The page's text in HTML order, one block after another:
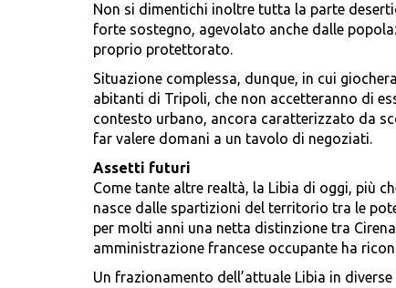
Non si dimentichi inoltre tutta la parte
forte sostegno, agevolato anche dalle
proprio protettorato.
Situazione complessa, dunque, in cui
abitanti di Tripoli, che non accetteranno di
contesto urbano, ancora caratterizzato da
far valere domani a un tavolo di negoziati.
Assetti futuri
Come tante altre realtà, la Libia di oggi, più
nasce dalle spartizioni del territorio tra le
per molti anni una netta distinzione tra
amministrazione francese occupante ha
Un frazionamento dell’attuale Libia in